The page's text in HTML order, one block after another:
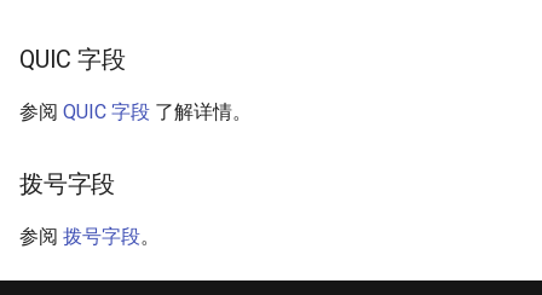
QUIC 字段
参阅 QUIC 字段 了解详情。
拨号字段
参阅 拨号字段。